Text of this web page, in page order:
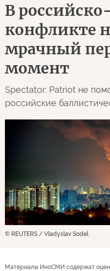
В
конфликте
мрачный
момент
Spectator: Patriot не
российские
© REUTERS / Vladyslav Sodel
Материалы ИноСМИ содержат